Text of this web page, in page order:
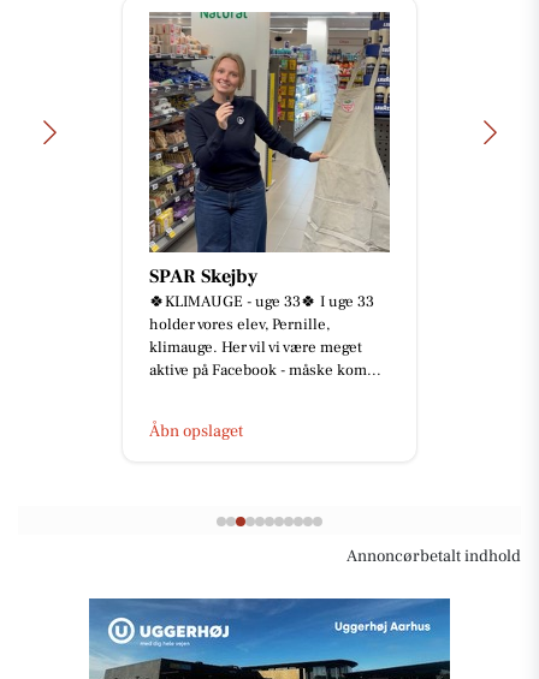
SPAR Skejby
🍀KLIMAUGE - uge 33🍀 I uge 33
holder vores elev, Pernille,
klimauge. Her vil vi være meget
aktive på Facebook - måske kom...
Åbn opslaget
Annoncørbetalt indhold